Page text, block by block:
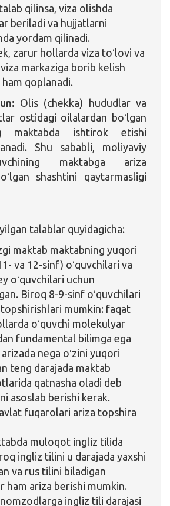
qilinsa, viza olishda
beriladi va hujjatlarni
yordam qilinadi.
zarur hollarda viza toʻlovi va
markaziga borib kelish
qoplanadi.
Olis (chekka) hududlar va
ostidagi oilalardan boʻlgan
maktabda ishtirok etishi
Shu sababli, moliyaviy
maktabga ariza
shashtini qaytarmasligi
talablar quyidagicha:
maktab maktabning yuqori
va 12-sinf) oʻquvchilari va
oʻquvchilari uchun
Biroq 8-9-sinf oʻquvchilari
topshirishlari mumkin: faqat
oʻquvchi molekulyar
fundamental bilimga ega
arizada nega oʻzini yuqori
teng darajada maktab
qatnasha oladi deb
asoslab berishi kerak.
fuqarolari ariza topshira
muloqot ingliz tilida
ingliz tilini u darajada yaxshi
va rus tilini biladigan
ham ariza berishi mumkin.
ingliz tili darajasi